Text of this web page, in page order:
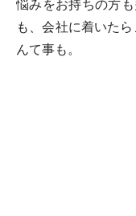
悩みをお持ちの方
も、会社に着いた
んて事も。